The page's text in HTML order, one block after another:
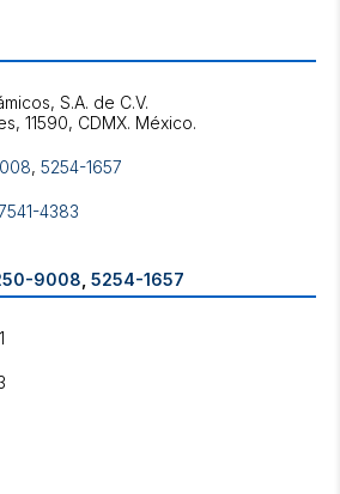
S.A. de C.V.
, 5254-1657
4383
9008 5254-1657